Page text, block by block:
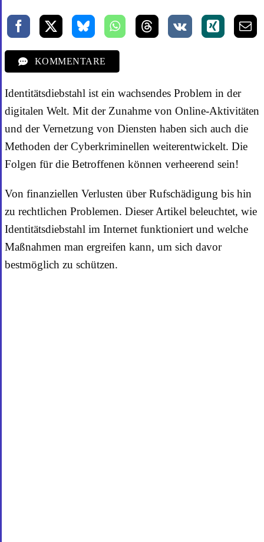
KOMMENTARE
Identitätsdiebstahl ist ein wachsendes Problem in der
digitalen Welt. Mit der Zunahme von Online-Aktivitäten
und der Vernetzung von Diensten haben sich auch die
Methoden der Cyberkriminellen weiterentwickelt. Die
Folgen für die Betroffenen können verheerend sein!
Von finanziellen Verlusten über Rufschädigung bis hin
zu rechtlichen Problemen. Dieser Artikel beleuchtet, wie
Identitätsdiebstahl im Internet funktioniert und welche
Maßnahmen man ergreifen kann, um sich davor
bestmöglich zu schützen.